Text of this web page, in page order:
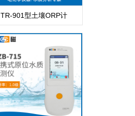
TR-901型土壤ORP计